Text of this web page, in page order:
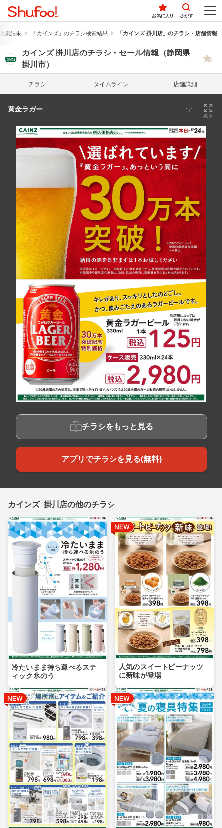
お気に入り さがす
索結果 「カインズ」のチラシ検索結果 「カインズ 掛川店」のチラシ・店舗情報
カインズ 掛川店のチラシ・セール情報（静岡県
掛川市）
チラシ タイム ライン 店舗詳細
黄金ラガー 1/1
拡大
チラシをもっと見る
アプリでチラシを見る(無料)
カインズ 掛川店の他のチラシ
冷たいまま持ち運べるステ
ィック氷のう
人気のスイートピーナッツ
に新味が登場